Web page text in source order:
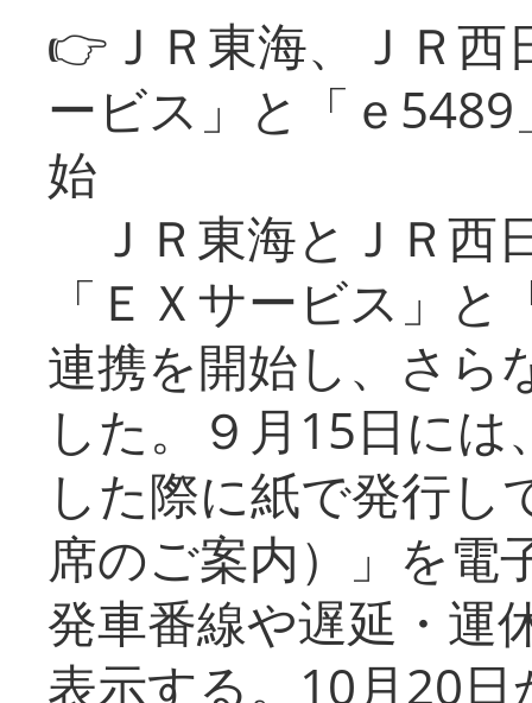
👉ＪＲ東海、ＪＲ
ービス」と「ｅ
始
ＪＲ東海とＪＲ西
「ＥＸサービス」
連携を開始し、さら
した。９月15日に
した際に紙で発行し
席のご案内）」を電
発車番線や遅延・運
表示する。10月20